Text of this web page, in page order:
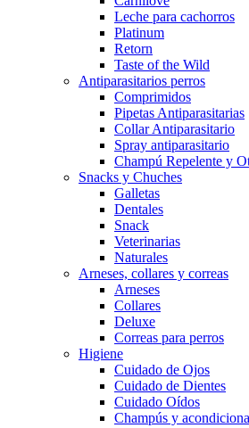
Leche para cachorros
Platinum
Retorn
Taste of the Wild
Antiparasitarios perros
Comprimidos
Pipetas Antiparasitarias
Collar Antiparasitario
Spray antiparasitario
Champú Repelente y
Snacks y Chuches
Galletas
Dentales
Snack
Veterinarias
Naturales
Arneses, collares y correas
Arneses
Collares
Deluxe
Correas para perros
Higiene
Cuidado de Ojos
Cuidado de Dientes
Cuidado Oídos
Champús y